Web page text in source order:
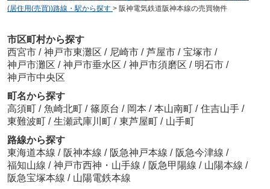
(居住用(売買))路線・駅から探す > 阪神電気鉄道阪神本線の売買物件
市区町村から探す
西宮市 / 神戸市東灘区 / 尼崎市 / 芦屋市 / 宝塚市 /
神戸市灘区 / 神戸市垂水区 / 神戸市須磨区 / 明石市 /
神戸市中央区
町名から探す
高須町 / 魚崎北町 / 篠原台 / 岡本 / 本山南町 / 住吉山手 /
東難波町 / 生瀬武庫川町 / 東芦屋町 / 山手町
路線から探す
東海道本線 / 阪神本線 / 阪急神戸本線 / 阪急今津線 /
福知山線 / 神戸市西神・山手線 / 阪急甲陽線 / 山陽本線 /
阪急宝塚本線 / 山陽電鉄本線